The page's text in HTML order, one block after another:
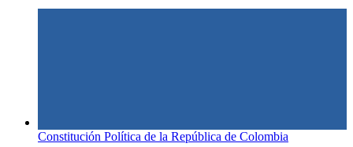
Constitución Política de la República de Colombia